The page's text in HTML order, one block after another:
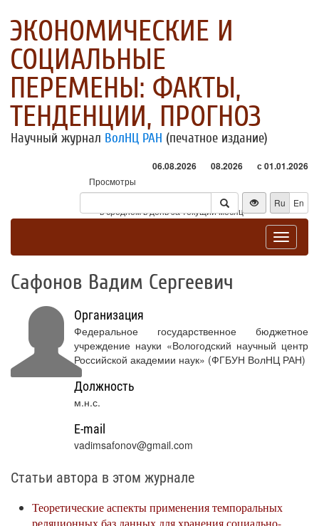
ЭКОНОМИЧЕСКИЕ И
СОЦИАЛЬНЫЕ
ПЕРЕМЕНЫ: ФАКТЫ,
ТЕНДЕНЦИИ, ПРОГНОЗ
Научный журнал ВолНЦ РАН (печатное издание)
06.08.2026 08.2026 с 01.01.2026
Просмотры
Посетители
* - в среднем в день за текущий месяц
Ru En
Toggle
Сафонов Вадим Сергеевич
Организация
Федеральное государственное бюджетное
учреждение науки «Вологодский научный центр
Российской академии наук» (ФГБУН ВолНЦ РАН)
Должность
м.н.с.
E-mail
vadimsafonov@gmail.com
Статьи автора в этом журнале
Теоретические аспекты применения темпоральных
реляционных баз данных для хранения социально-